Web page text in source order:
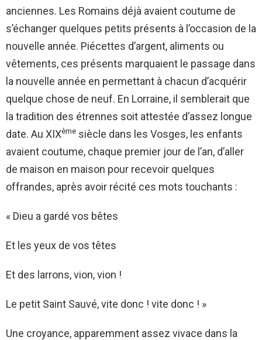
anciennes. Les Romains déjà avaient coutume de
s’échanger quelques petits présents à l’occasion de la
nouvelle année. Piécettes d’argent, aliments ou
vêtements, ces présents marquaient le passage dans
la nouvelle année en permettant à chacun d’acquérir
quelque chose de neuf. En Lorraine, il semblerait que
la tradition des étrennes soit attestée d’assez longue
date. Au XIXème siècle dans les Vosges, les enfants
avaient coutume, chaque premier jour de l’an, d’aller
de maison en maison pour recevoir quelques
offrandes, après avoir récité ces mots touchants :
« Dieu a gardé vos bêtes
Et les yeux de vos têtes
Et des larrons, vion, vion !
Le petit Saint Sauvé, vite donc ! vite donc ! »
Une croyance, apparemment assez vivace dans la